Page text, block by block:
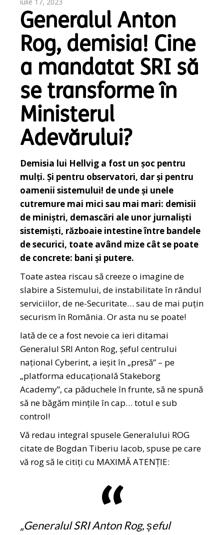
Generalul Anton
Rog, demisia! Cine
a mandatat SRI să
se transforme în
Ministerul
Adevărului?
Demisia lui Hellvig a fost un șoc pentru
mulți. Și pentru observatori, dar și pentru
oamenii sistemului! de unde și unele
cutremure mai mici sau mai mari: demisii
de miniștri, demascări ale unor jurnaliști
sistemiști, războaie intestine între bandele
de securici, toate având mize cât se poate
de concrete: bani și putere.
Toate astea riscau să creeze o imagine de
slabire a Sistemului, de instabilitate în rândul
serviciilor, de ne-Securitate… sau de mai puțin
securism în România. Or asta nu se poate!
Iată de ce a fost nevoie ca ieri ditamai
Generalul SRI Anton Rog, șeful centrului
național Cyberint, a ieșit în „presă” – pe
„platforma educațională Stakeborg
Academy”, ca păduchele în frunte, să ne spună
să ne băgăm mințile în cap… totul e sub
control!
Vă redau integral spusele Generalului ROG
citate de Bogdan Tiberiu Iacob, spuse pe care
vă rog să le citiți cu MAXIMĂ ATENȚIE:
„Generalul SRI Anton Rog, șeful